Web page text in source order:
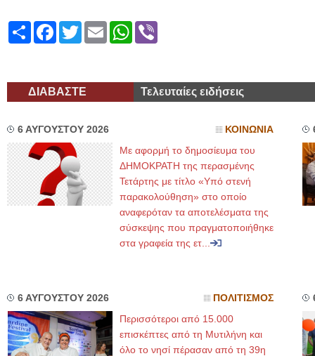
ShareFacebook
TwitterEmailWhatsApp
ΔΙΑΒΑΣΤΕ Τελευταίες ειδήσεις
6 ΑΥΓΟΥΣΤΟΥ 2026 ΚΟΙΝΩΝΙΑ
Με αφορμή το δημοσίευμα του
ΔΗΜΟΚΡΑΤΗ της περασμένης
Τετάρτης με τίτλο «Υπό στενή
παρακολούθηση» στο οποίο
αναφερόταν τα αποτελέσματα της
σύσκεψης που πραγματοποιήθηκε
στα γραφεία της ετ...
6 ΑΥΓΟΥΣΤΟΥ 2026 ΠΟΛΙΤΙΣΜΟΣ
Περισσότεροι από 15.000
επισκέπτες από τη Μυτιλήνη και
όλο το νησί πέρασαν από τη 39η